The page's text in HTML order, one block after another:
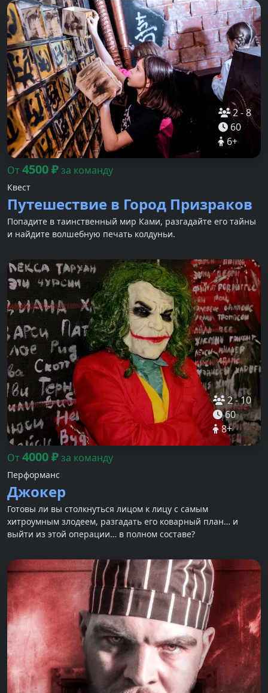
2-8
60
6+
От4500₽за команду
Квест
Путешествие в Город Призраков
Попадите в таинственный мир Ками, разгадайте его тайны
и найдите волшебную печать колдуньи.
2-10
60
8+
От4000₽за команду
Перформанс
Джокер
Готовы ли вы столкнуться лицом к лицу с самым
хитроумным злодеем, разгадать его коварный план… и
выйти из этой операции… в полном составе?